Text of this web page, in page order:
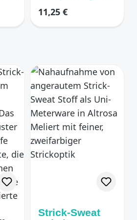
Regulärer Preis:
11,25 €
Strick-Sweat